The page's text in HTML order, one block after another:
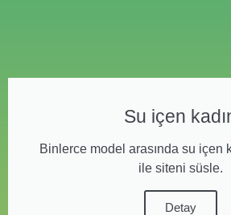
Su içen
Binlerce model arasında su içen
ile siteni süsle.
Detay